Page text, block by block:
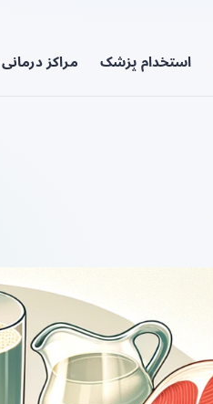
استخدام پزشک مراکز